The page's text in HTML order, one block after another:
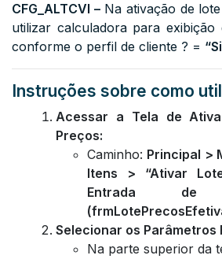
CFG_ALTCVI – Na ativação de
utilizar calculadora para
conforme o perfil de cliente ? =
Instruções sobre como
Acessar a Tela de
Preços:
Caminho: Principal >
Itens > “Ativar
Entrada de
Selecionar os Parâmetros
Na parte superior da